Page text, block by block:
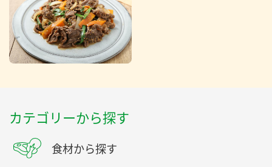
カテゴリーから探す
食材から探す